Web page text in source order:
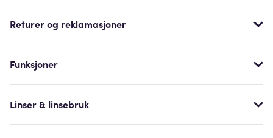
Returer og reklamasjoner
Funksjoner
Linser & linsebruk